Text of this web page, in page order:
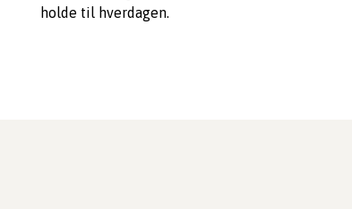
holde til hverdagen.